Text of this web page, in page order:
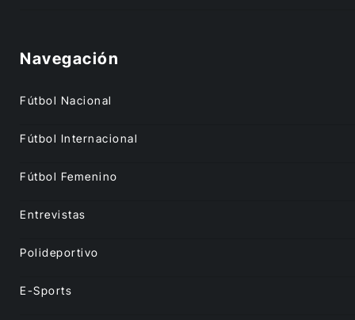
Navegación
Fútbol Nacional
Fútbol Internacional
Fútbol Femenino
Entrevistas
Polideportivo
E-Sports